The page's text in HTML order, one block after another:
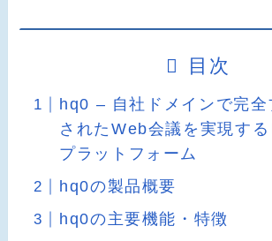
目次
hq0 – 自社ドメインで完全
されたWeb会議を実現す
プラットフォーム
hq0の製品概要
hq0の主要機能・特徴